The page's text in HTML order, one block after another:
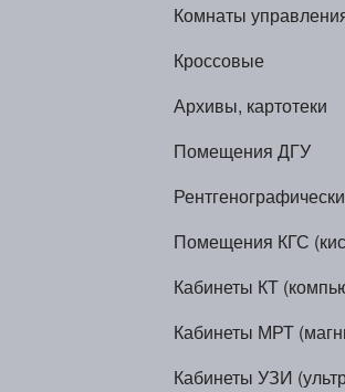
Комнаты
Кроссовые
Архивы, картотеки
Помещения ДГУ
Помещения КГС
Кабинеты КТ
Кабинеты МРТ
Кабинеты УЗИ